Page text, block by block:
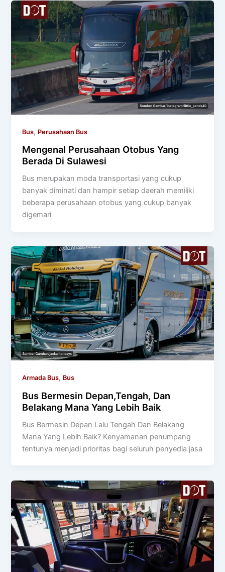
Bus, Perusahaan Bus
Mengenal Perusahaan Otobus Yang
Berada Di Sulawesi
Bus merupakan moda transportasi yang cukup
banyak diminati dan hampir setiap daerah memiliki
beberapa perusahaan otobus yang cukup banyak
digemari
Armada Bus, Bus
Bus Bermesin Depan,Tengah, Dan
Belakang Mana Yang Lebih Baik
Bus Bermesin Depan Lalu Tengah Dan Belakang
Mana Yang Lebih Baik? Kenyamanan penumpang
tentunya menjadi prioritas bagi seluruh penyedia jasa